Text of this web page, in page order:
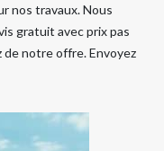
nos travaux. Nous
gratuit avec prix pas
notre offre. Envoyez